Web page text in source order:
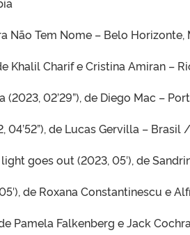
Não Tem Nome – Belo Horizonte,
Khalil Charif e Cristina Amiran –
(2023, 02’29”), de Diego Mac –
04’52”), de Lucas Gervilla –
goes out (2023, 05′), de
de Roxana Constantinescu e
Pamela Falkenberg e Jack